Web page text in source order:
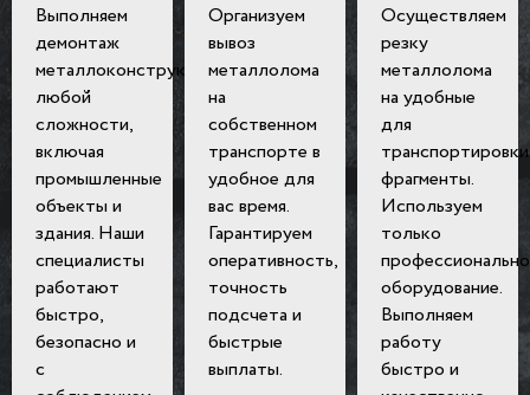
Выполняем
демонтаж
металлоконструкций
любой
сложности,
включая
промышленные
объекты и
здания. Наши
специалисты
работают
быстро,
безопасно и
с
Организуем
вывоз
металлолома
на
собственном
транспорте в
удобное для
вас время.
Гарантируем
оперативность,
точность
подсчета и
быстрые
выплаты.
Осуществляем
резку
металлолома
на удобные
для
транспортировки
фрагменты.
Используем
только
оборудование.
Выполняем
работу
быстро и